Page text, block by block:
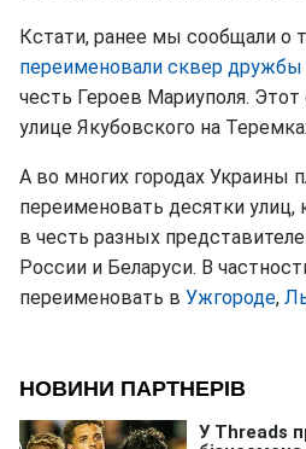
Кстати, ранее мы сообщали о
переименовали сквер
честь Героев Мариуполя. Этот
улице Якубовского на
А во многих городах Украины
переименовать десятки
в честь разных
России и Беларуси. В
переименовать в Ужгороде,